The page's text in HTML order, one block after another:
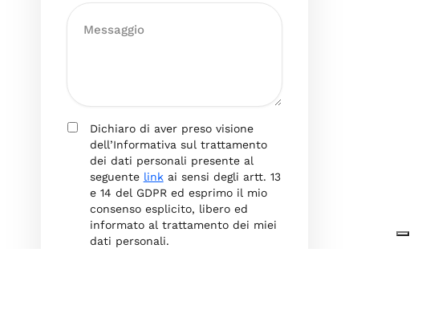
Dichiaro di aver preso visione
dell’Informativa sul trattamento
dei dati personali presente al
seguente linkai sensi degli artt. 13
e 14 del GDPR ed esprimo il mio
consenso esplicito, libero ed
informato al trattamento dei miei
dati personali.